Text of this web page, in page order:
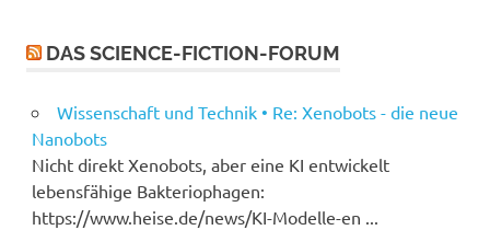
DAS SCIENCE-FICTION-FORUM
Wissenschaft und Technik • Re: Xenobots - die neue
Nanobots
Nicht direkt Xenobots, aber eine KI entwickelt
lebensfähige Bakteriophagen:
https://www.heise.de/news/KI-Modelle-en ...